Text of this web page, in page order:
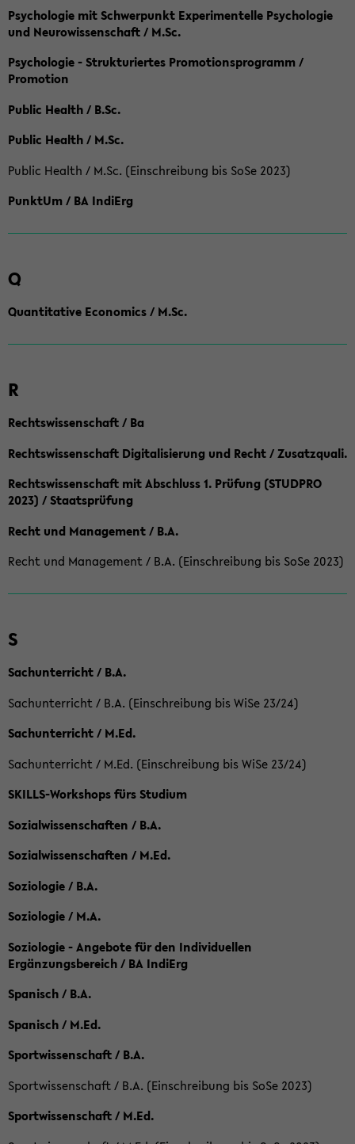
Psychologie mit Schwerpunkt Experimentelle Psychologie
und Neurowissenschaft / M.Sc.
Psychologie - Strukturiertes Promotionsprogramm /
Promotion
Public Health / B.Sc.
Public Health / M.Sc.
Public Health / M.Sc. (Einschreibung bis SoSe 2023)
PunktUm / BA IndiErg
Q
Quantitative Economics / M.Sc.
R
Rechtswissenschaft / Ba
Rechtswissenschaft Digitalisierung und Recht / Zusatzquali.
Rechtswissenschaft mit Abschluss 1. Prüfung (STUDPRO
2023) / Staatsprüfung
Recht und Management / B.A.
Recht und Management / B.A. (Einschreibung bis SoSe 2023)
S
Sachunterricht / B.A.
Sachunterricht / B.A. (Einschreibung bis WiSe 23/24)
Sachunterricht / M.Ed.
Sachunterricht / M.Ed. (Einschreibung bis WiSe 23/24)
SKILLS-Workshops fürs Studium
Sozialwissenschaften / B.A.
Sozialwissenschaften / M.Ed.
Soziologie / B.A.
Soziologie / M.A.
Soziologie - Angebote für den Individuellen
Ergänzungsbereich / BA IndiErg
Spanisch / B.A.
Spanisch / M.Ed.
Sportwissenschaft / B.A.
Sportwissenschaft / B.A. (Einschreibung bis SoSe 2023)
Sportwissenschaft / M.Ed.